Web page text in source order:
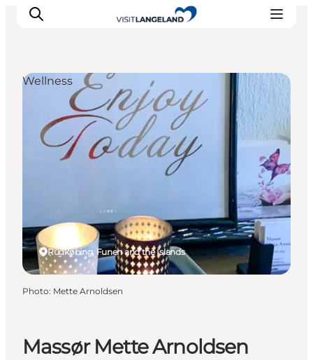
Discover
Cities and Islands
Outdoor
Massør Mette Arnoldsen
Rudkøbing, Funen and the Islands
Wellness
Photo: Mette Arnoldsen